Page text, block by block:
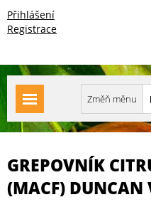
Přihlášení
Registrace
GREPOVNÍK
(MACF) DUNCAN